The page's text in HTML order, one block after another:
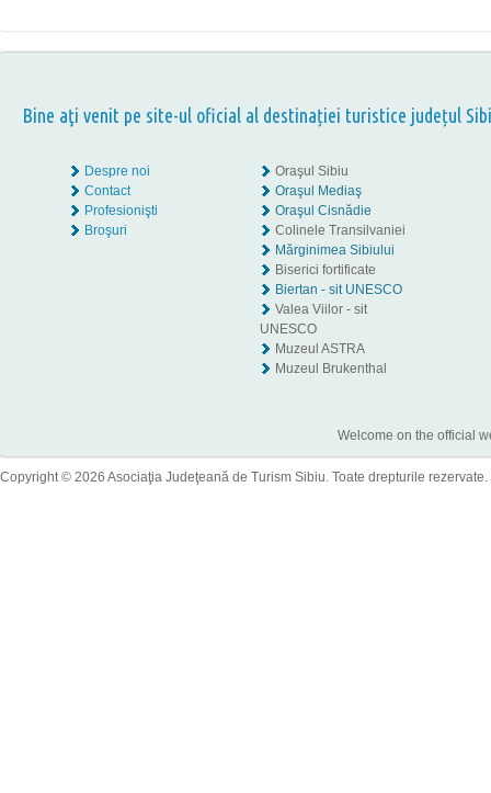
Bine aţi venit pe site-ul oficial al destinației turistice județul
Despre noi
Contact
Profesionişti
Broşuri
Oraşul Sibiu
Oraşul Mediaş
Oraşul Cisnădie
Colinele Transilvaniei
Mărginimea Sibiului
Biserici fortificate
Biertan - sit UNESCO
Valea Viilor - sit
UNESCO
Muzeul ASTRA
Muzeul Brukenthal
Welcome on the official
Copyright © 2026 Asociaţia Judeţeană de Turism Sibiu. Toate drepturile rezervate.